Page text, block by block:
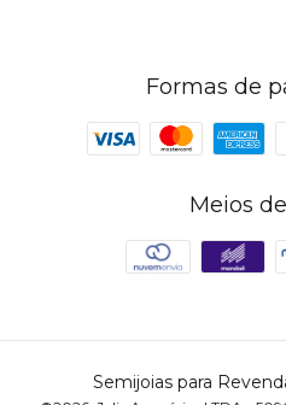
Formas de
Meios
Semijoias para